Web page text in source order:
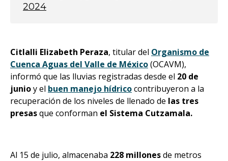
2024
Citlalli Elizabeth Peraza, titular del Organismo de
Cuenca Aguas del Valle de México(OCAVM),
informó que las lluvias registradas desde el 20 de
junioy el buen manejo hídricocontribuyeron a la
recuperación de los niveles de llenado de las tres
presasque conforman el Sistema Cutzamala.
Al 15 de julio, almacenaba 228 millonesde metros